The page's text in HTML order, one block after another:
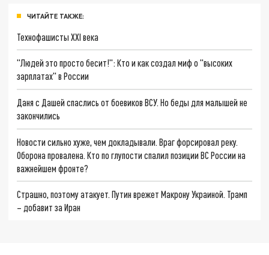
ЧИТАЙТЕ ТАКЖЕ:
Технофашисты XXI века
"Людей это просто бесит!": Кто и как создал миф о "высоких
зарплатах" в России
Даня с Дашей спаслись от боевиков ВСУ. Но беды для малышей не
закончились
Новости сильно хуже, чем докладывали. Враг форсировал реку.
Оборона провалена. Кто по глупости спалил позиции ВС России на
важнейшем фронте?
Страшно, поэтому атакует. Путин врежет Макрону Украиной. Трамп
– добавит за Иран